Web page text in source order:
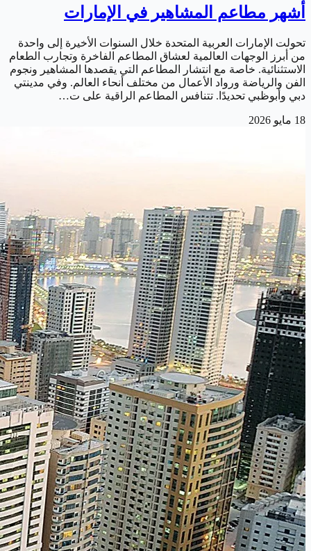
أشهر مطاعم المشاهير في الإمارات
تحولت الإمارات العربية المتحدة خلال السنوات الأخيرة إلى واحدة
من أبرز الوجهات العالمية لعشاق المطاعم الفاخرة وتجارب الطعام
الاستثنائية. خاصة مع انتشار المطاعم التي يقصدها المشاهير ونجوم
الفن والرياضة ورواد الأعمال من مختلف أنحاء العالم. وفي مدينتي
دبي وأبوظبي تحديدًا. تتنافس المطاعم الراقية على ت…
18 مايو 2026